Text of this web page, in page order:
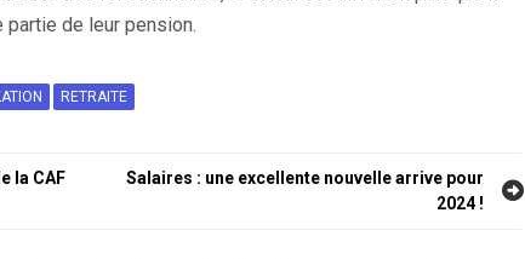
de leur pension.
RETRAITE
la CAF
Salaires : une excellente nouvelle arrive pour
2024 !